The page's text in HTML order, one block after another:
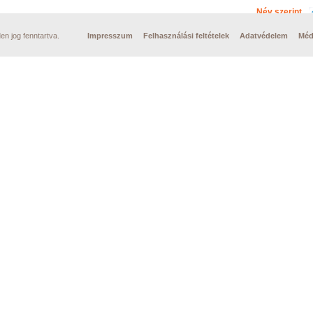
Név szerint
jog fenntartva. Impresszum Felhasználási feltételek Adatvédelem